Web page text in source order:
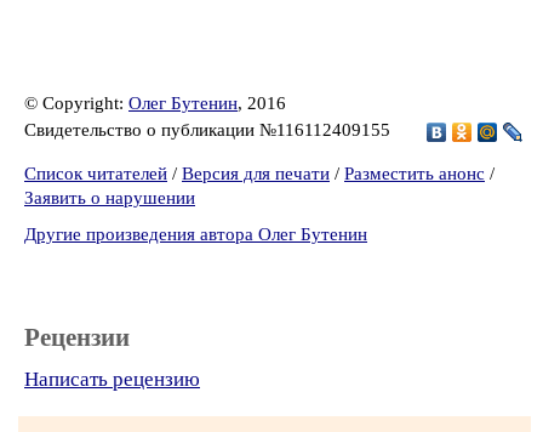
© Copyright: Олег Бутенин, 2016
Свидетельство о публикации №116112409155
Список читателей / Версия для печати / Разместить анонс /
Заявить о нарушении
Другие произведения автора Олег Бутенин
Рецензии
Написать рецензию